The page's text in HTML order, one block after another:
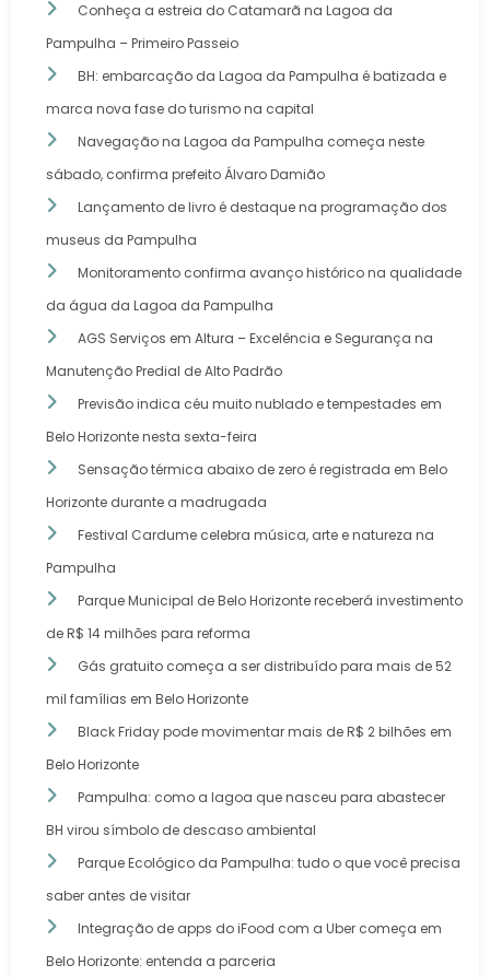
Conheça a estreia do Catamarã na Lagoa da
Pampulha – Primeiro Passeio
BH: embarcação da Lagoa da Pampulha é batizada e
marca nova fase do turismo na capital
Navegação na Lagoa da Pampulha começa neste
sábado, confirma prefeito Álvaro Damião
Lançamento de livro é destaque na programação dos
museus da Pampulha
Monitoramento confirma avanço histórico na qualidade
da água da Lagoa da Pampulha
AGS Serviços em Altura – Excelência e Segurança na
Manutenção Predial de Alto Padrão
Previsão indica céu muito nublado e tempestades em
Belo Horizonte nesta sexta-feira
Sensação térmica abaixo de zero é registrada em Belo
Horizonte durante a madrugada
Festival Cardume celebra música, arte e natureza na
Pampulha
Parque Municipal de Belo Horizonte receberá investimento
de R$ 14 milhões para reforma
Gás gratuito começa a ser distribuído para mais de 52
mil famílias em Belo Horizonte
Black Friday pode movimentar mais de R$ 2 bilhões em
Belo Horizonte
Pampulha: como a lagoa que nasceu para abastecer
BH virou símbolo de descaso ambiental
Parque Ecológico da Pampulha: tudo o que você precisa
saber antes de visitar
Integração de apps do iFood com a Uber começa em
Belo Horizonte: entenda a parceria